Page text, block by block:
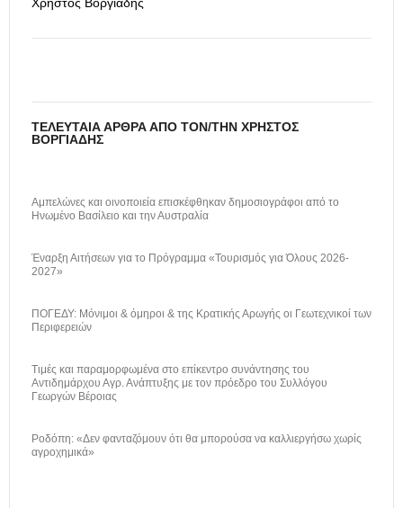
Χρήστος Βοργιάδης
ΤΕΛΕΥΤΑΊΑ ΆΡΘΡΑ ΑΠΌ ΤΟΝ/ΤΗΝ ΧΡΉΣΤΟΣ
ΒΟΡΓΙΆΔΗΣ
Αμπελώνες και οινοποιεία επισκέφθηκαν δημοσιογράφοι από το
Ηνωμένο Βασίλειο και την Αυστραλία
Έναρξη Αιτήσεων για το Πρόγραμμα «Τουρισμός για Όλους 2026-
2027»
ΠΟΓΕΔΥ: Μόνιμοι & όμηροι & της Κρατικής Αρωγής οι Γεωτεχνικοί των
Περιφερειών
Τιμές και παραμορφωμένα στο επίκεντρο συνάντησης του
Αντιδημάρχου Αγρ. Ανάπτυξης με τον πρόεδρο του Συλλόγου
Γεωργών Βέροιας
Ροδόπη: «Δεν φανταζόμουν ότι θα μπορούσα να καλλιεργήσω χωρίς
αγροχημικά»